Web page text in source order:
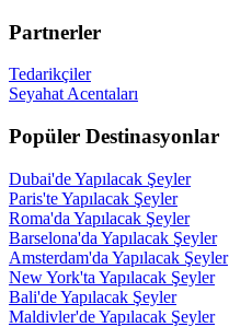
Partnerler
Tedarikçiler
Seyahat Acentaları
Popüler Destinasyonlar
Dubai'de Yapılacak Şeyler
Paris'te Yapılacak Şeyler
Roma'da Yapılacak Şeyler
Barselona'da Yapılacak Şeyler
Amsterdam'da Yapılacak Şeyler
New York'ta Yapılacak Şeyler
Bali'de Yapılacak Şeyler
Maldivler'de Yapılacak Şeyler